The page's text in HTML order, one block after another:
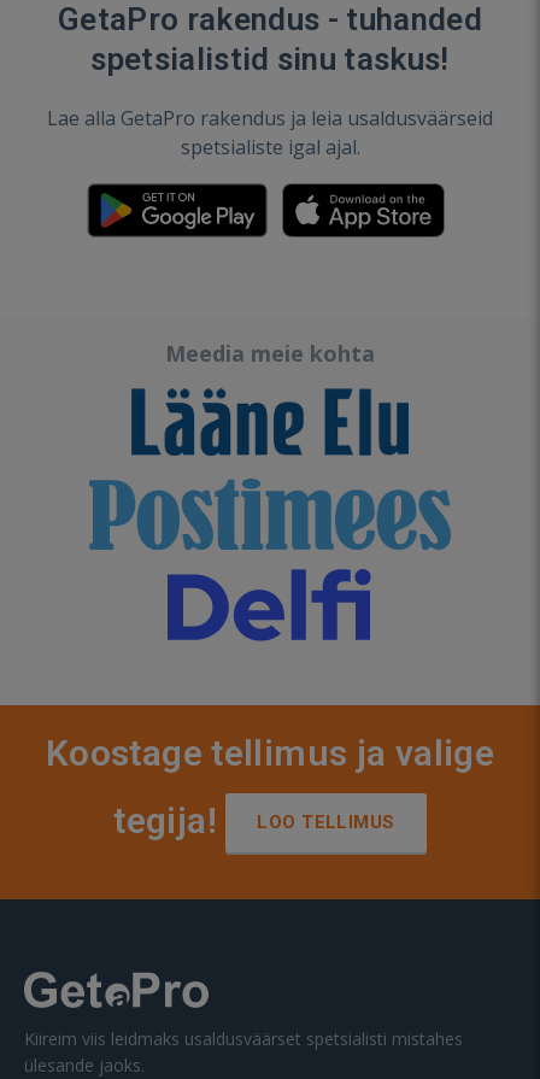
GetaPro rakendus - tuhanded
spetsialistid sinu taskus!
Lae alla GetaPro rakendus ja leia usaldusväärseid
spetsialiste igal ajal.
Meedia meie kohta
Koostage tellimus ja valige
tegija!
LOO TELLIMUS
Kiireim viis leidmaks usaldusväärset spetsialisti mistahes
ülesande jaoks.